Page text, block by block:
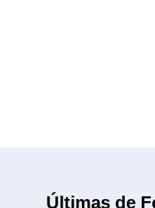
Últimas de